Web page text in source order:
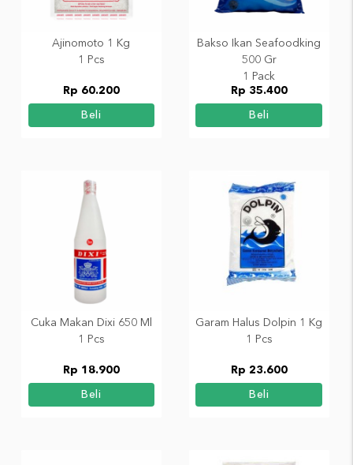
Ajinomoto 1 Kg
1 Pcs
Rp 60.200
Beli
Bakso Ikan Seafoodking
500 Gr
1 Pack
Rp 35.400
Beli
Cuka Makan Dixi 650 Ml
1 Pcs
Rp 18.900
Beli
Garam Halus Dolpin 1 Kg
1 Pcs
Rp 23.600
Beli